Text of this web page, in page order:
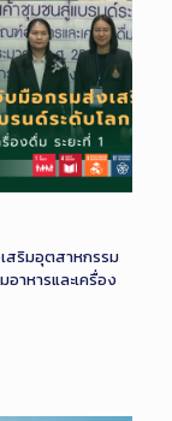
สริมอุตสาหกรรม
าหารและเครื่อง